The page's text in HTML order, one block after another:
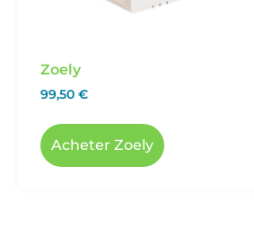
Zoely
99,50 €
Acheter Zoely